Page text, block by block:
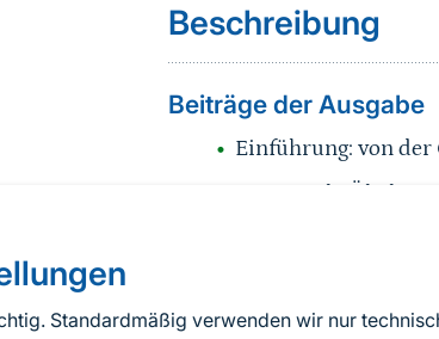
Standardmäßig verwenden wir nur
Beschreibung
Beiträge der Ausgabe
Einführung: von der
Ökologische Ethik: